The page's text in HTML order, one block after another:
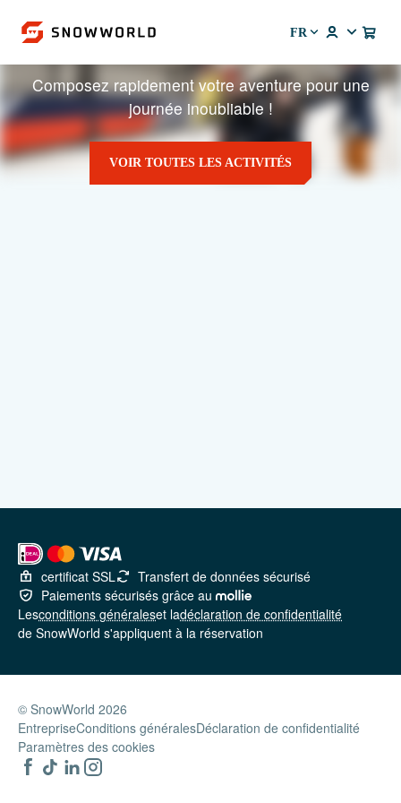
FR
VOTRE PANIER EST VIDE
Composez rapidement votre aventure pour une
journée inoubliable !
VOIR TOUTES LES ACTIVITÉS
certificat SSL
Transfert de données sécurisé
Paiements sécurisés grâce au
Lesconditions généraleset ladéclaration de confidentialité
de SnowWorld s'appliquent à la réservation
© SnowWorld 2026
EntrepriseConditions généralesDéclaration de confidentialité
Paramètres des cookies